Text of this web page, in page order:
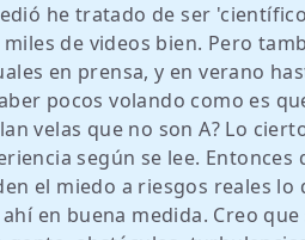
he tratado de ser
de videos bien. Pero
en prensa, y en verano
pocos volando como es
velas que no son A? Lo
según se lee. Entonces
el miedo a riesgos reales lo
en buena medida. Creo que